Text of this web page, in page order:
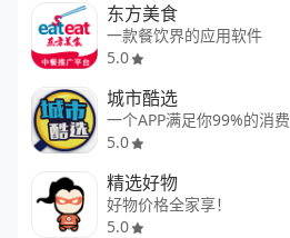
东方美食
一款餐饮界的应用软件
5.0
城市酷选
一个APP满足你99%的消费
5.0
精选好物
好物价格全家享！
5.0